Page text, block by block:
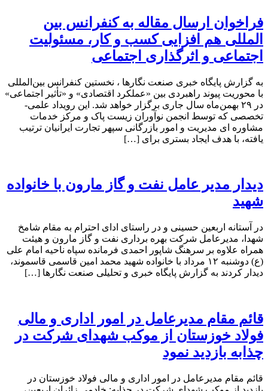
فراخوان ارسال مقاله به کنفرانس بین
المللی هم افزایی کسب و کار، مسئولیت
اجتماعی و اثرگذاری اجتماعی
به گزارش پایگاه خبری صنعت نگارها ، نخستین کنفرانس بین‌المللی
با محوریت پیوند راهبردی بین «عملکرد اقتصادی» و «تأثیر اجتماعی»
در ۲۹ بهمن‌ماه سال جاری برگزار خواهد شد. این رویداد علمی-
تخصصی که توسط انجمن نوآوران زیست پاک و مرکز خدمات
مشاوره ای مدیریت و امور بازرگانی سپهر تجارت ایرانیان ترتیب
یافته، با هدف ایجاد بستری برای […]
دیدار مدیر عامل نفت و گاز مارون با خانواده
شهید
در آستانه اربعین حسینی و در راستای ادای احترام به مقام شامخ
شهدا، مدیرعامل شرکت بهره برداری نفت و گاز مارون و هیئت
همراه علاوه بر سرهنگ شاپور احمدی فرمانده سپاه ناحیه امام علی
(ع) دوشنبه ۱۲ مرداد با خانواده شهید محمد امین قاسمی قاسموند،
دیدار کردند به گزارش پایگاه خبری و تحلیلی صنعت نگارها […]
قائم مقام مدیرعامل در امور اداری و مالی
فولاد خوزستان از موکب شهدای شرکت در
چذابه بازدید نمود
قائم مقام مدیرعامل در امور اداری و مالی فولاد خوزستان در